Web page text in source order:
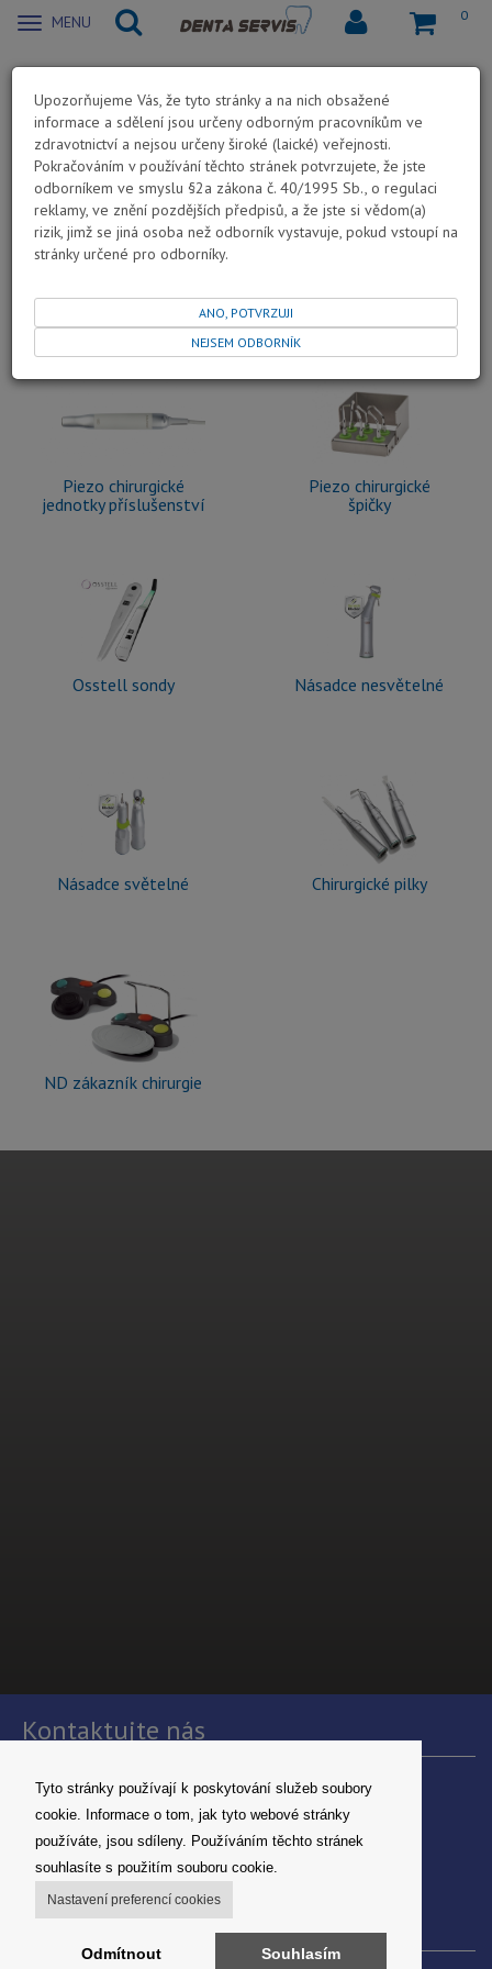
Tyto stránky používají k poskytování služeb soubory
cookie. Informace o tom, jak tyto webové stránky
používáte, jsou sdíleny. Používáním těchto stránek
souhlasíte s použitím souboru cookie.
Nastavení preferencí cookies
Odmítnout Souhlasím
Zobrazit
MENU 0
Stomatochirurgie
jednotky
Piezo chirurgické
jednotky příslušenství
Piezo chirurgické
špičky
Osstell sondy Násadce nesvětelné
Násadce světelné Chirurgické pilky
ND zákazník chirurgie
Kontaktujte nás
Denta servis, s.r.o.
U Pily 581, 37001 České Budějovice
telefon: +420777102488
E-mail:
info@dentaservis.cz
IČO: 06503721
Odkazy
Upozorňujeme Vás, že tyto stránky a na nich obsažené
informace a sdělení jsou určeny odborným pracovníkům ve
zdravotnictví a nejsou určeny široké (laické) veřejnosti.
Pokračováním v používání těchto stránek potvrzujete, že jste
odborníkem ve smyslu §2a zákona č. 40/1995 Sb., o regulaci
reklamy, ve znění pozdějších předpisů, a že jste si vědom(a)
rizik, jimž se jiná osoba než odborník vystavuje, pokud vstoupí na
stránky určené pro odborníky.
ANO, POTVRZUJI
NEJSEM ODBORNÍK